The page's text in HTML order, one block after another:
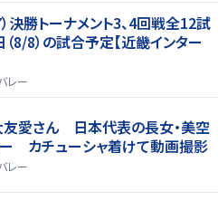
決勝トーナメント3、4回戦全12試
8/8）の試合予定【近畿インター
レー
友愛さん 日本代表の長女・美空
ー カチューシャ着けて動画撮影
レー